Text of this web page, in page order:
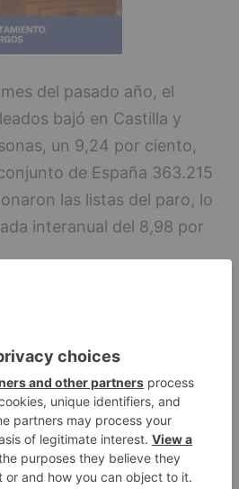
del pasado año, el
bajó en Castilla y
un 9,24 por ciento,
de España 363.215
las listas del paro, lo
interanual del 8,98 por
LO + VISTO
Fallece un ciclista en Burgos tras
avisar otro conductor que se
había caído de la bicicleta